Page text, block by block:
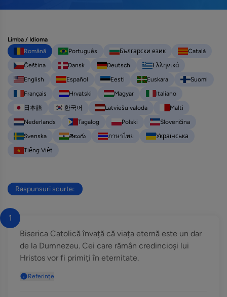
Limba / Idioma
Română
Português Български език
Català
Čeština
Dansk Deutsch
Ελληνικά
English
Español Eesti Euskara
Suomi
Français
Hrvatski Magyar
Italiano
日本語
한국어 Latviešu valoda
Malti
Nederlands
Tagalog Polski
Slovenčina
Svenska
తెలుగు ภาษาไทย
Українська
Tiếng Việt
Raspunsuri scurte:
1
Biserica Catolică învață că viața eternă este un dar
de la Dumnezeu. Cei care rămân credincioși lui
Hristos vor fi primiți în eternitate.
Referințe